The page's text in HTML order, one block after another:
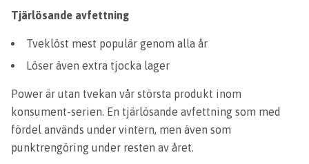
Tjärlösande avfettning
Tveklöst mest populär genom alla år
Löser även extra tjocka lager
Power är utan tvekan vår största produkt inom
konsument-serien. En tjärlösande avfettning som med
fördel används under vintern, men även som
punktrengöring under resten av året.